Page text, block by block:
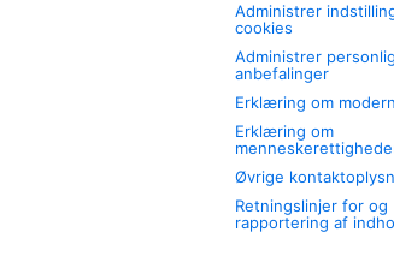
Administrer
cookies
Administrer
anbefalinger
Erklæring om
Erklæring om
Øvrige
Retningslinjer for og
rapportering af